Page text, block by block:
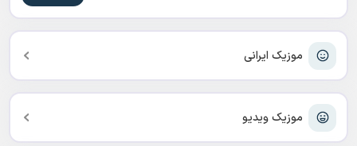
موزیک ایرانی
موزیک ویدیو